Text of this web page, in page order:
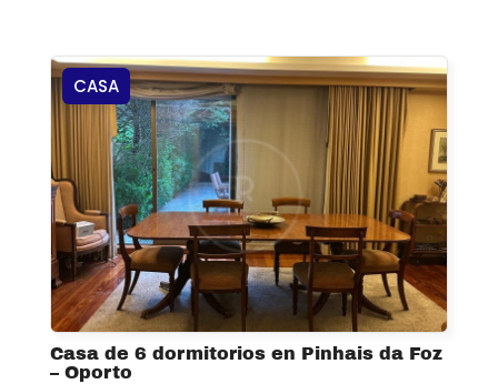
CASA
Casa de 6 dormitorios en Pinhais da Foz
– Oporto